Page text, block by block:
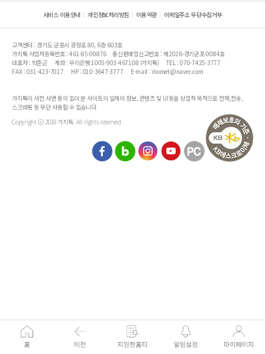
서비스 이용안내 개인정보처리방침 이용약관 이메일주소 무단수집거부
고객센터 : 경기도 군포시 광정로 80, 6층 603호
가치톡 사업자등록번호 : 461-85-00876
통신판매업신고번호 : 제2026-경기군포-0084호
대표자 : 박준근
계좌 : 우리은행 1005-903-467108 (가치톡)
TEL : 070-7425-3777
FAX : 031-423-7017
HP : 010-3647-3777 E-mail : ihomet@naver.com
가치톡의 사전 서면 동의 없이 본 사이트의 일체의 정보, 콘텐츠 및 UI등을 상업적 목적으로 전재,전송,
스크래핑 등 무단 사용할 수 없습니다
Copyright ⓒ 2018 가치톡. All rights reserved.